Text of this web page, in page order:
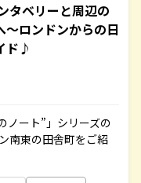
タベリーと周辺の
～ロンドンからの日
ド♪
ノート”」シリーズの
南東の田舎町をご紹